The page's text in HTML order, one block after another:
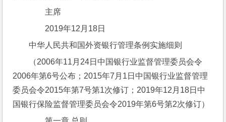
主席
2019年12月18日
中华人民共和国外资银行管理条例实施细则
（2006年11月24日中国银行业监督管理委员会令
2006年第6号公布；2015年7月1日中国银行业监督管理
委员会令2015年第7号第1次修订；2019年12月18日中
国银行保险监督管理委员会令2019年第6号第2次修订）